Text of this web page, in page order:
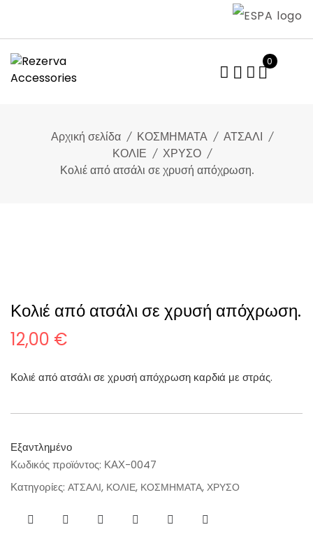
content
0
Αρχική σελίδα ΚΟΣΜΗΜΑΤΑ
ΑΤΣΑΛΙ
ΚΟΛΙΕ
ΧΡΥΣΟ
Κολιέ από ατσάλι σε χρυσή απόχρωση.
Κολιέ από ατσάλι σε χρυσή απόχρωση.
12,00 €
Κολιέ από ατσάλι σε χρυσή απόχρωση καρδιά με στράς.
Εξαντλημένο
Κωδικός προϊόντος: ΚΑΧ-0047
Κατηγορίες: ΑΤΣΑΛΙ, ΚΟΛΙΕ, ΚΟΣΜΗΜΑΤΑ, ΧΡΥΣΟ